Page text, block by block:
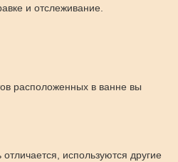
и отслеживание.
расположенных в ванне вы
отличается, используются другие